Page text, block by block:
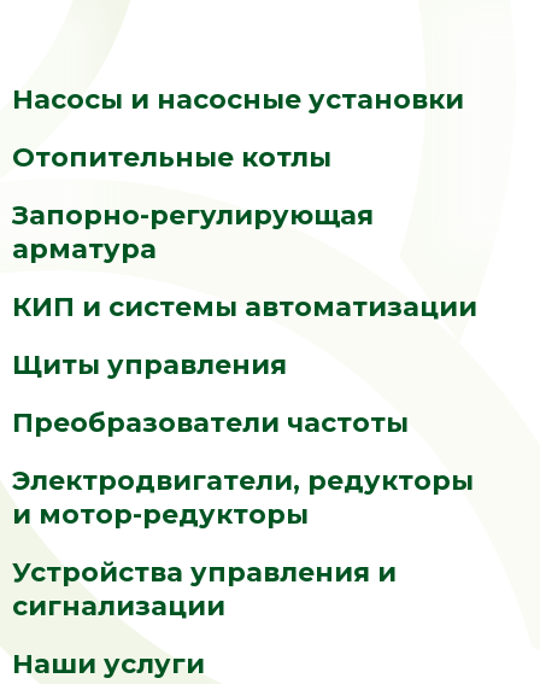
Насосы и насосные установки
Отопительные котлы
Запорно-регулирующая
арматура
КИП и системы автоматизации
Щиты управления
Преобразователи частоты
Электродвигатели, редукторы
и мотор-редукторы
Устройства управления и
сигнализации
Наши услуги